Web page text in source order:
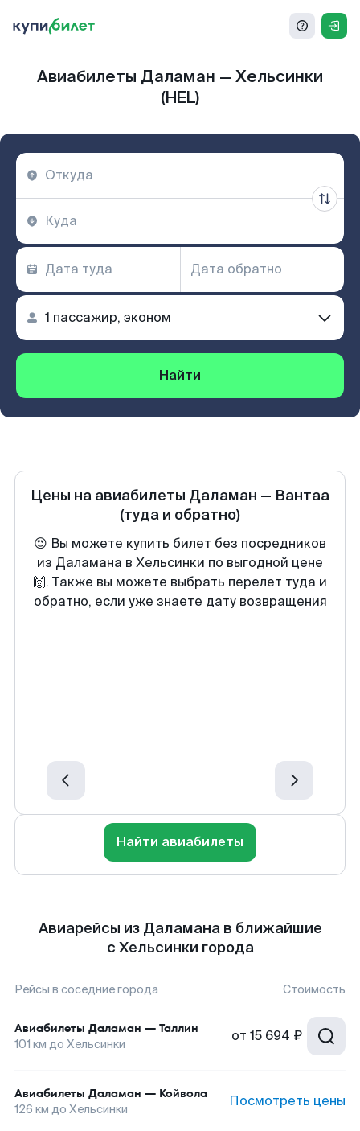
Авиабилеты Даламан — Хельсинки
(HEL)
Найти
Цены на авиабилеты Даламан — Вантаа
(туда и обратно)
😍 Вы можете купить билет без посредников
из Даламана в Хельсинки по выгодной цене
🙌. Также вы можете выбрать перелет туда и
обратно, если уже знаете дату возвращения
Найти авиабилеты
Авиарейсы из Даламана в ближайшие
с Хельсинки города
Рейсы в соседние города Стоимость
Авиабилеты Даламан — Таллин
101 км до Хельсинки от 15 694 ₽
Авиабилеты Даламан — Койвола
126 км до Хельсинки Посмотреть цены